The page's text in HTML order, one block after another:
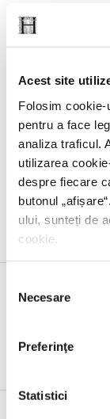
Acest site
Folosim cookie-
pentru a face
analiza traficul.
utilizarea
despre fiecare
butonul „ afișare
ului, sunteți de
cookie.
consimțământului
Necesare
Preferinţe
Statistici